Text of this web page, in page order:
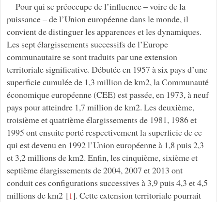
Pour qui se préoccupe de l’influence – voire de la
puissance – de l’Union européenne dans le monde, il
convient de distinguer les apparences et les dynamiques.
Les sept élargissements successifs de l’Europe
communautaire se sont traduits par une extension
territoriale significative. Débutée en 1957 à six pays d’une
superficie cumulée de 1,3 million de km2, la Communauté
économique européenne (CEE) est passée, en 1973, à neuf
pays pour atteindre 1,7 million de km2. Les deuxième,
troisième et quatrième élargissements de 1981, 1986 et
1995 ont ensuite porté respectivement la superficie de ce
qui est devenu en 1992 l’Union européenne à 1,8 puis 2,3
et 3,2 millions de km2. Enfin, les cinquième, sixième et
septième élargissements de 2004, 2007 et 2013 ont
conduit ces configurations successives à 3,9 puis 4,3 et 4,5
millions de km2[1]. Cette extension territoriale pourrait